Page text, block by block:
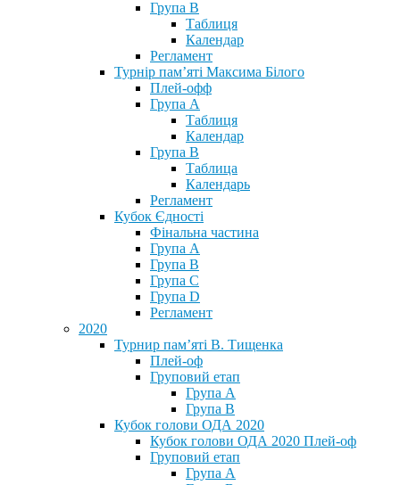
Група В
Таблиця
Календар
Регламент
Турнір пам’яті Максима Білого
Плей-офф
Група А
Таблиця
Календар
Група В
Таблица
Календарь
Регламент
Кубок Єдності
Фінальна частина
Група А
Група В
Група С
Група D
Регламент
2020
Турнир пам’яті В. Тищенка
Плей-оф
Груповий етап
Група А
Група В
Кубок голови ОДА 2020
Кубок голови ОДА 2020 Плей-оф
Груповий етап
Група A